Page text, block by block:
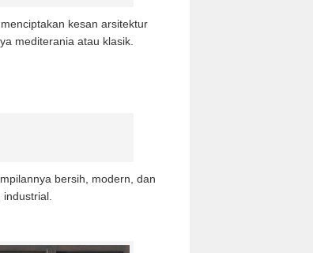
kesan arsitektur
mediterania atau klasik.
bersih, modern, dan